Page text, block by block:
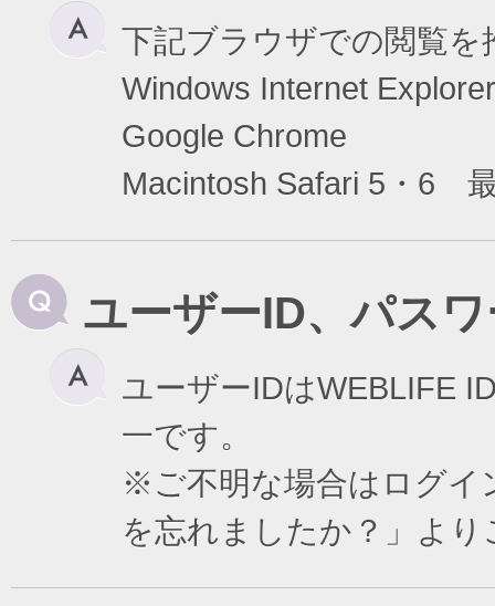
下記ブラウザでの閲覧を
Windows Internet
Google Chrome
Macintosh Safari 5・6
ユーザーID、パス
ユーザーIDはWEBLIFE
一です。
※ご不明な場合はログイ
を忘れましたか？」よ